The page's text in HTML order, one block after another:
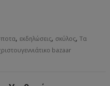
, εκδηλώσεις, σκύλος,Τα
bazaar